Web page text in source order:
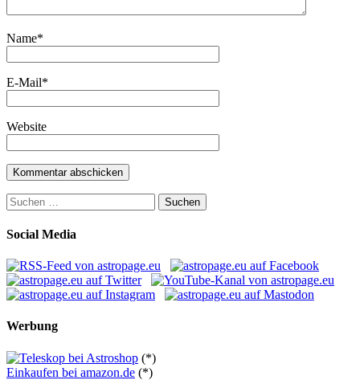
Name*
E-Mail*
Website
Suchen
nach:
Social Media
Werbung
(*)
Einkaufen bei amazon.de (*)